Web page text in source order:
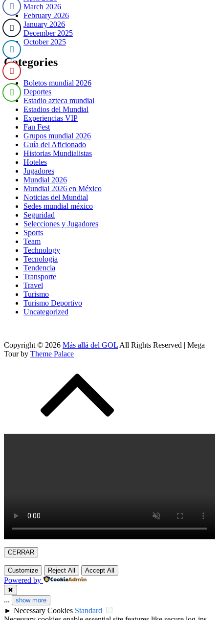
March 2026
February 2026
January 2026
December 2025
October 2025
Categories
Boletos mundial 2026
Deportes
Estadio azteca mundial
Estadios del Mundial
Experiencias VIP
Fan Fest
Grupos mundial 2026
Guía del Aficionado
Historias Mundialistas
Hoteles
Jugadores
Mundial 2026
Mundial 2026 en México
Noticias del Mundial
Sedes mundial méxico
Seguridad
Selecciones y Jugadores
Sports
Team
Technology
Tecnologia
Tendencia
Transporte
Travel
Turismo
Turismo Deportivo
Uncategorized
Copyright © 2026 Más allá del GOL All Rights Reserved | Mega
Tour by Theme Palace
CERRAR
Customize Reject All Accept All
Powered by
✖
... show more
► Necessary Cookies Standard